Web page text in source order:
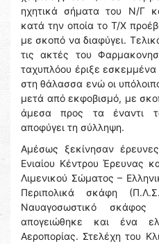
ηχητικά σήματα του Ν/Γ
κατά την οποία το Τ/Χ
με σκοπό να διαφύγει.
τις ακτές του
ταχυπλόου έριξε
στη θάλασσα ενώ οι
μετά από εκφοβισμό, με
άμεσα προς τα έναντι
αποφύγει τη σύλληψη.
Αμέσως ξεκίνησαν
Ενιαίου Κέντρου Έρευνας
Λιμενικού Σώματος –
Περιπολικά σκάφη
Ναυαγοσωστικό
απογειώθηκε και ένα
Αεροπορίας. Στελέχη του